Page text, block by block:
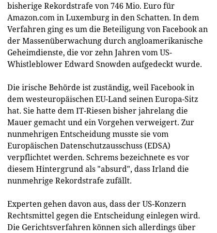
bisherige Rekordstrafe von 746 Mio. Euro für
Amazon.com in Luxemburg in den Schatten. In dem
Verfahren ging es um die Beteiligung von Facebook an
der Massenüberwachung durch angloamerikanische
Geheimdienste, die vor zehn Jahren vom US-
Whistleblower Edward Snowden aufgedeckt wurde.
Die irische Behörde ist zuständig, weil Facebook in
dem westeuropäischen EU-Land seinen Europa-Sitz
hat. Sie hatte dem IT-Riesen bisher jahrelang die
Mauer gemacht und ein Vorgehen verweigert. Zur
nunmehrigen Entscheidung musste sie vom
Europäischen Datenschutzausschuss (EDSA)
verpflichtet werden. Schrems bezeichnete es vor
diesem Hintergrund als "absurd", dass Irland die
nunmehrige Rekordstrafe zufällt.
Experten gehen davon aus, dass der US-Konzern
Rechtsmittel gegen die Entscheidung einlegen wird.
Die Gerichtsverfahren können sich allerdings über